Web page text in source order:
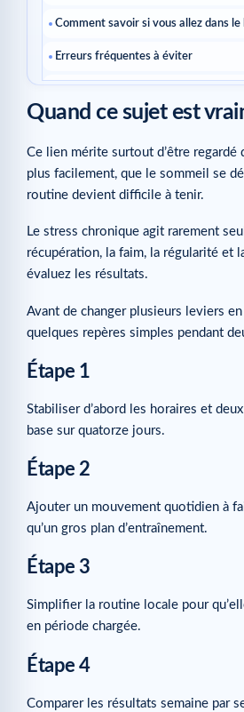
Comment savoir si vous allez dans le
Erreurs fréquentes à éviter
Le stress peut-il vraiment modifier la
Faut-il faire plus d’abdos ?
Quel premier levier travailler ?
Articles complémentaires
Quand ce sujet est
Ce lien mérite surtout d’être regardé
plus facilement, que le sommeil se
routine devient difficile à tenir.
Le stress chronique agit rarement
récupération, la faim, la régularité et
évaluez les résultats.
Avant de changer plusieurs leviers
quelques repères simples pendant
Étape 1
Stabiliser d’abord les horaires et
base sur quatorze jours.
Étape 2
Ajouter un mouvement quotidien à
qu’un gros plan d’entraînement.
Étape 3
Simplifier la routine locale pour
en période chargée.
Étape 4
Comparer les résultats semaine par